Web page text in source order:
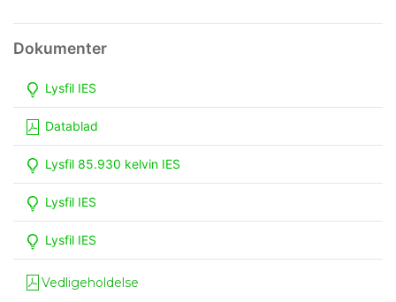
Lysfil IES
Datablad
Lysfil 85.930 kelvin IES
Lysfil IES
Lysfil IES
Vedligeholdelse